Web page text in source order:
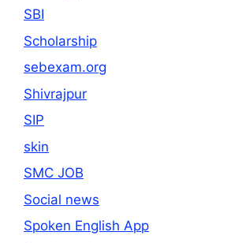
SBI
Scholarship
sebexam.org
Shivrajpur
SIP
skin
SMC JOB
Social news
Spoken English App